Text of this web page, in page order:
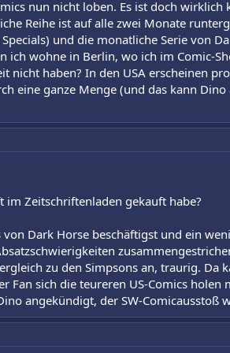
nun nicht loben. Es ist doch
Reihe ist auf alle zwei Monate
und die monatliche Serie von
wohne in Berlin, wo ich im Comic-
haben? In den USA erscheinen
eine ganze Menge (und das kann
im Zeitschriftenladen gekauft habe?
von Dark Horse beschäftigst und ein
zu den Simpsons an, traurig. Da
sich die teureren US-Comics holen
angekündigt, der SW-Comicausstoß